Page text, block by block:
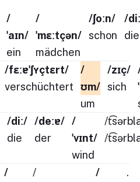
/
ˈaɪn/
ein
/
ˈmɛːtçən/
mädchen
/ʃoːn/
schon
/
die
/fɛːɐˈʃʏçtɛrt/
verschüchtert
/
ʊm/
um
/zɪç/
sich
/diː/
die
/deːɐ/
der
/
ˈvɪnt/
wind
/
/
/
/
/
.